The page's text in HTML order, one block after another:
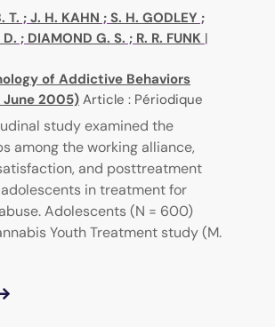
T. ; J. H. KAHN ; S. H. GODLEY ;
; DIAMOND G. S. ; R. R. FUNK |
of Addictive Behaviors
June 2005) Article : Périodique
study examined the
among the working alliance,
and posttreatment
in treatment for
Adolescents (N = 600)
Youth Treatment study (M.